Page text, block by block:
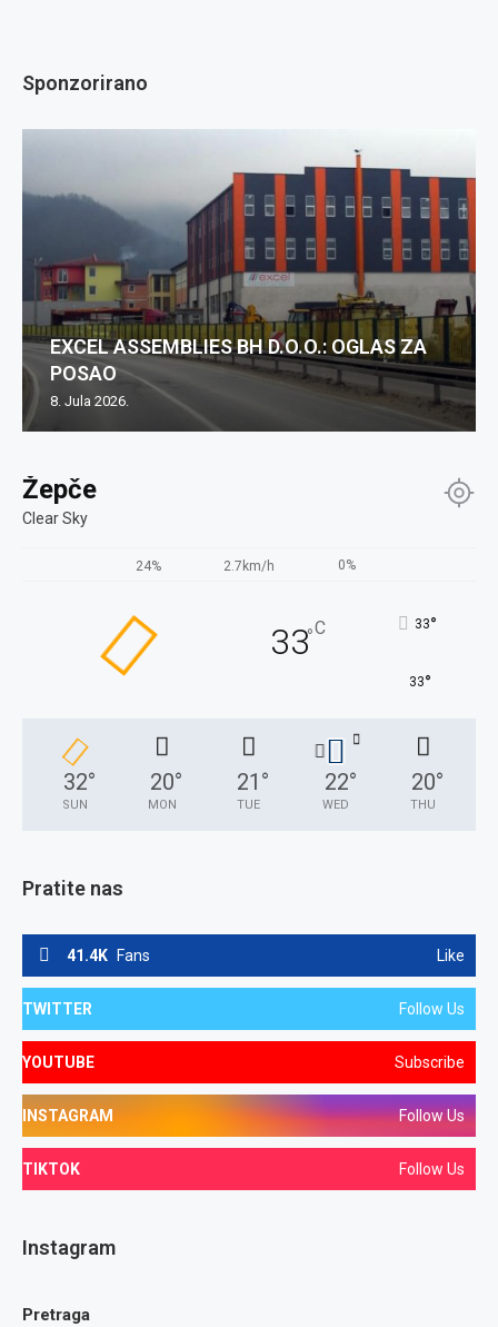
Žepče
Clear Sky
24% 2.7km/h 0%
33°C 33°
33°
32°
SUN
20°
MON
21 °
TUE
22°
WED
20°
THU
Pratite nas
41.4K Fans Like
TWITTER Follow Us
YOUTUBE Subscribe
INSTAGRAM Follow Us
TIKTOK Follow Us
Instagram
Pretraga
Sponzorirano
EXCEL ASSEMBLIES BH D.O.O.: OGLAS ZA
POSAO
8. Jula 2026.